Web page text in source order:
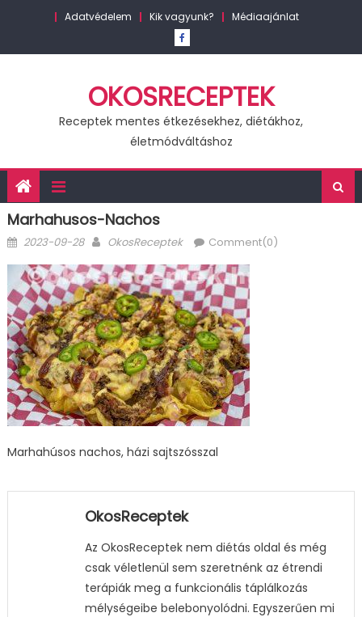
Adatvédelem Kik vagyunk? Médiaajánlat
OKOSRECEPTEK
Receptek mentes étkezésekhez, diétákhoz,
életmódváltáshoz
Marhahusos-Nachos
Posted
2023-09-28 Author
OkosReceptek Comment(0)
Marhahúsos nachos, házi sajtszósszal
OkosReceptek
Az OkosReceptek nem diétás oldal és még
csak véletlenül sem szeretnénk az étrendi
terápiák meg a funkcionális táplálkozás
mélységeibe belebonyolódni. Egyszerűen mi